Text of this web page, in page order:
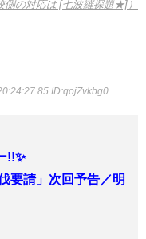
側の対応は [七波羅探題★]）
ID:qojZvkbg0
!!✨
要請」次回予告／明